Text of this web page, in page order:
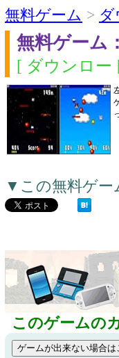
無料ゲーム > ダ
無料ゲーム
[ ダウンロー
▼この無料ゲー
このゲームの